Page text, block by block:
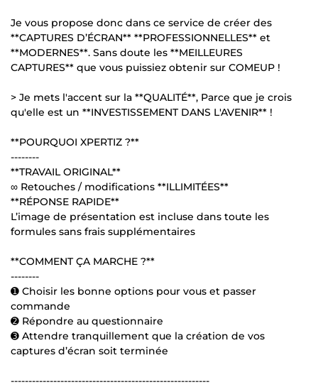
Je vous propose donc dans ce service de créer des
**CAPTURES D’ÉCRAN** **PROFESSIONNELLES** et
**MODERNES**. Sans doute les **MEILLEURES
CAPTURES** que vous puissiez obtenir sur COMEUP !
> Je mets l'accent sur la **QUALITÉ**, Parce que je crois
qu'elle est un **INVESTISSEMENT DANS L'AVENIR** !
**POURQUOI XPERTIZ ?**
--------
**TRAVAIL ORIGINAL**
∞ Retouches / modifications **ILLIMITÉES**
**RÉPONSE RAPIDE**
L’image de présentation est incluse dans toute les
formules sans frais supplémentaires
**COMMENT ÇA MARCHE ?**
--------
➊ Choisir les bonne options pour vous et passer
commande
➋ Répondre au questionnaire
➌ Attendre tranquillement que la création de vos
captures d’écran soit terminée
--------------------------------------------------------